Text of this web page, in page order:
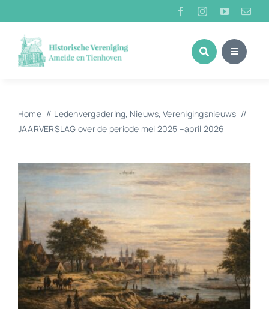
naar
inhoud
Home Ledenvergadering Nieuws Verenigingsnieuws
JAARVERSLAG over de periode mei 2025 –april 2026